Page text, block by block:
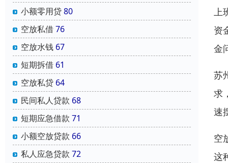
小额零用贷80
空放私借76
空放水钱 67
短期拆借 61
空放私贷 64
民间私人贷款 68
短期应急借款 71
小额空放贷款 66
私人应急贷款 72
上
资
金
苏
求
速
空
这